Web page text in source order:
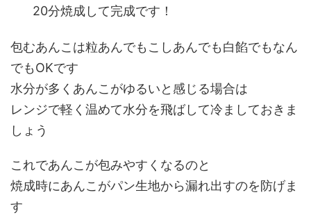
20分焼成して完成です！
包むあんこは粒あんでもこしあんでも白餡でもなん
でもOKです
水分が多くあんこがゆるいと感じる場合は
レンジで軽く温めて水分を飛ばして冷ましておきま
しょう
これであんこが包みやすくなるのと
焼成時にあんこがパン生地から漏れ出すのを防げま
す